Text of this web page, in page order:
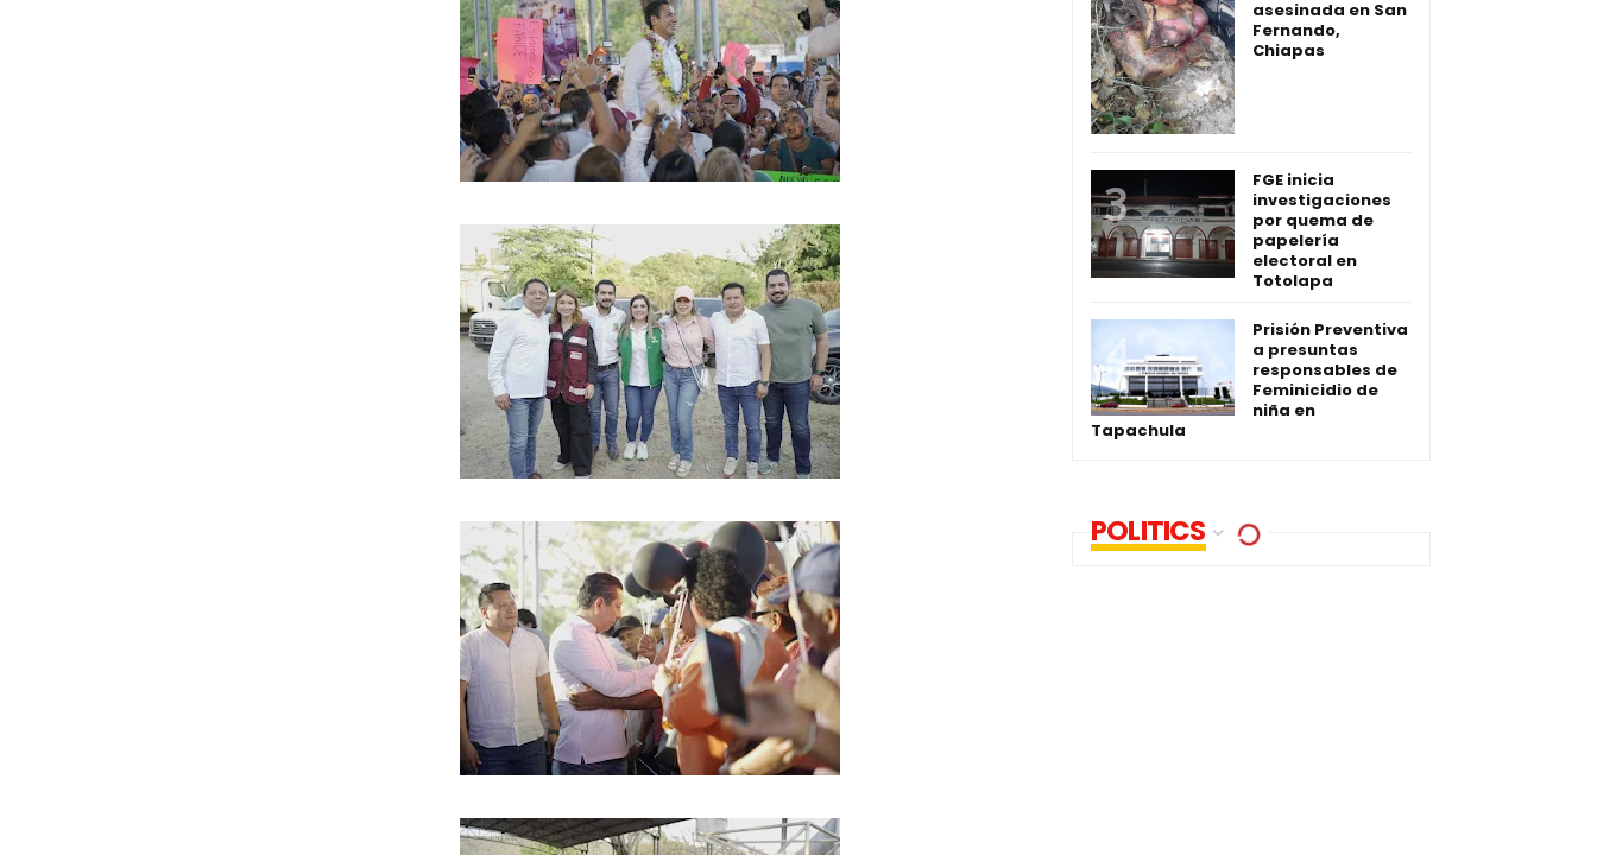
asesinada en San
Fernando,
Chiapas
FGE inicia
investigaciones
por quema de
papelería
electoral en
Totolapa
Prisión Preventiva
a presuntas
responsables de
Feminicidio de
niña en
Tapachula
POLITICS